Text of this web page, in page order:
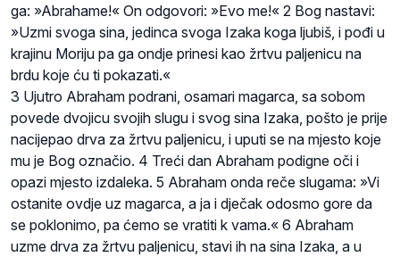
ga: »Abrahame!« On odgovori: »Evo me!« 2 Bog nastavi:
»Uzmi svoga sina, jedinca svoga Izaka koga ljubiš, i pođi u
krajinu Moriju pa ga ondje prinesi kao žrtvu paljenicu na
brdu koje ću ti pokazati.«
3 Ujutro Abraham podrani, osamari magarca, sa sobom
povede dvojicu svojih slugu i svog sina Izaka, pošto je prije
nacijepao drva za žrtvu paljenicu, i uputi se na mjesto koje
mu je Bog označio. 4 Treći dan Abraham podigne oči i
opazi mjesto izdaleka. 5 Abraham onda reče slugama: »Vi
ostanite ovdje uz magarca, a ja i dječak odosmo gore da
se poklonimo, pa ćemo se vratiti k vama.« 6 Abraham
uzme drva za žrtvu paljenicu, stavi ih na sina Izaka, a u